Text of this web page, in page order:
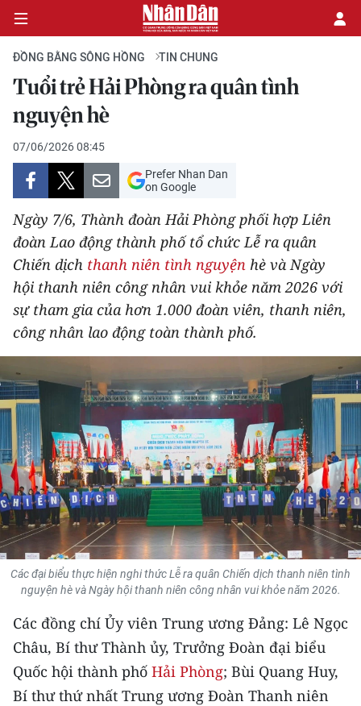
CHÍNH TRỊ
KINH TẾ
VĂN HÓA
XÃ HỘI
PHÁP LUẬT
DU LỊCH
THẾ GIỚI
THỂ THAO
GIÁO DỤC
Y TẾ
KHOA HỌC - CÔNG NGHỆ
MÔI TRƯỜNG
BẠN ĐỌC
KIỂM CHỨNG THÔNG TIN
TRI THỨC CHUYÊN SÂU
54 DÂN TỘC VIỆT NAM
ĐỒNG BẰNG SÔNG HỒNG TIN CHUNG
Tuổi trẻ Hải Phòng ra quân tình
nguyện hè
07/06/2026 08:45
Prefer Nhan Dan
on Google
Ngày 7/6, Thành đoàn Hải Phòng phối hợp Liên
đoàn Lao động thành phố tổ chức Lễ ra quân
Chiến dịch thanh niên tình nguyện hè và Ngày
hội thanh niên công nhân vui khỏe năm 2026 với
sự tham gia của hơn 1.000 đoàn viên, thanh niên,
công nhân lao động toàn thành phố.
Các đại biểu thực hiện nghi thức Lễ ra quân Chiến dịch thanh niên tình
nguyện hè và Ngày hội thanh niên công nhân vui khỏe năm 2026.
Các đồng chí Ủy viên Trung ương Đảng: Lê Ngọc
Châu, Bí thư Thành ủy, Trưởng Đoàn đại biểu
Quốc hội thành phố Hải Phòng; Bùi Quang Huy,
Bí thư thứ nhất Trung ương Đoàn Thanh niên